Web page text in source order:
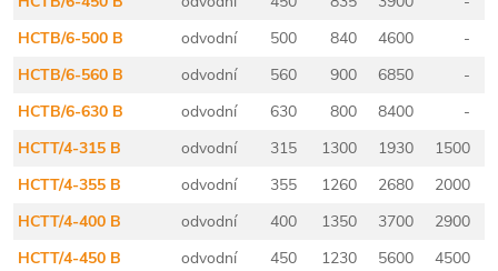
HCTB/6-500 B
odvodní 500 840 4600
-
HCTB/6-560 B
odvodní 560 900 6850
-
HCTB/6-630 B
odvodní 630 800 8400
-
HCTT/4-315 B
odvodní 315 1300 1930
1500
HCTT/4-355 B
odvodní 355 1260 2680
2000
HCTT/4-400 B
odvodní 400 1350 3700
2900
HCTT/4-450 B
odvodní 450 1230 5600
4500